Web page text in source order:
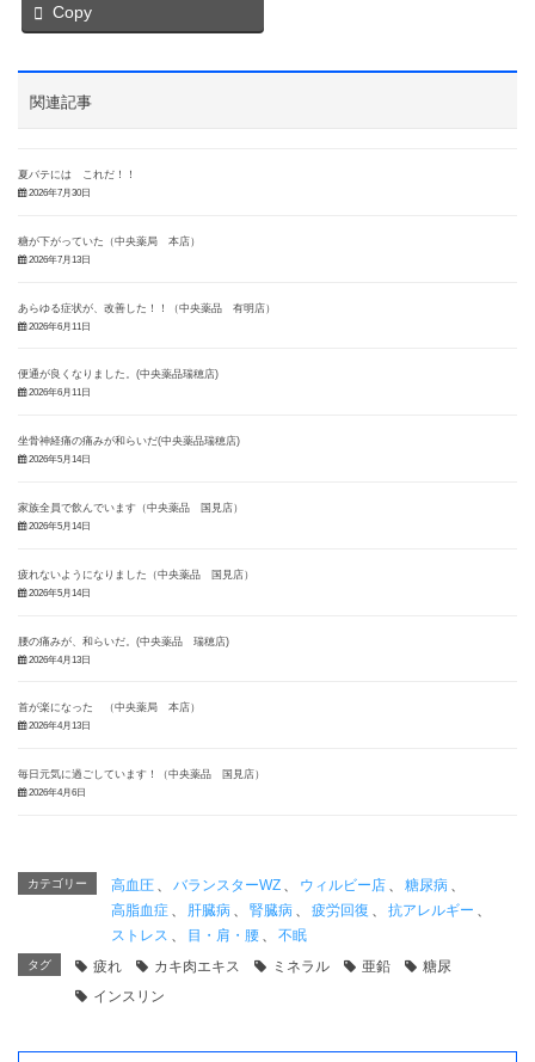
Copy
関連記事
夏バテには これだ！！
2026年7月30日
糖が下がっていた（中央薬局 本店）
2026年7月13日
あらゆる症状が、改善した！！（中央薬品 有明店）
2026年6月11日
便通が良くなりました。(中央薬品瑞穂店)
2026年6月11日
坐骨神経痛の痛みが和らいだ(中央薬品瑞穂店)
2026年5月14日
家族全員で飲んでいます（中央薬品 国見店）
2026年5月14日
疲れないようになりました（中央薬品 国見店）
2026年5月14日
腰の痛みが、和らいだ。(中央薬品 瑞穂店)
2026年4月13日
首が楽になった （中央薬局 本店）
2026年4月13日
毎日元気に過ごしています！（中央薬品 国見店）
2026年4月6日
カテゴリー 高血圧 、 バランスターWZ 、 ウィルビー店 、 糖尿病 、
高脂血症 、 肝臓病 、 腎臓病 、 疲労回復 、 抗アレルギー 、
ストレス 、 目・肩・腰 、 不眠
タグ 疲れ カキ肉エキス ミネラル 亜鉛
糖尿
インスリン